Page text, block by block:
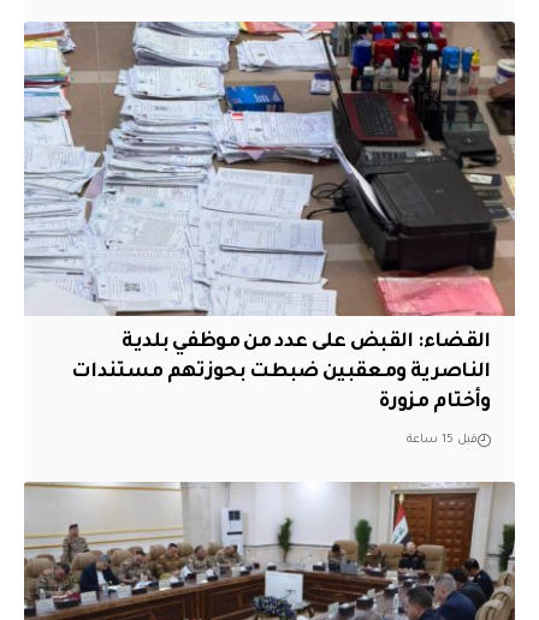
القضاء: القبض على عدد من موظفي بلدية
الناصرية ومعقبين ضبطت بحوزتهم مستندات
وأختام مزورة
قبل 15 ساعة